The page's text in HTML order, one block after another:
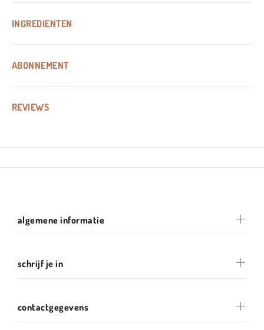
INGREDIENTEN
ABONNEMENT
REVIEWS
algemene informatie
schrijf je in
contactgegevens